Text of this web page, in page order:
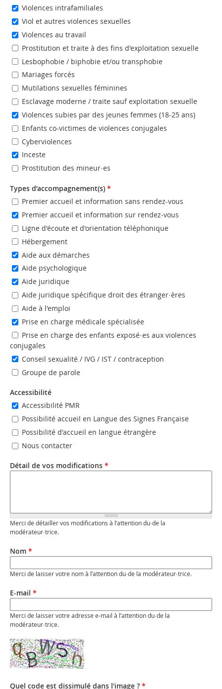
Violences intrafamiliales
Viol et autres violences sexuelles
Violences au travail
Prostitution et traite à des fins d'exploitation sexuelle
Lesbophobie / biphobie et/ou transphobie
Mariages forcés
Mutilations sexuelles féminines
Esclavage moderne / traite sauf exploitation sexuelle
Violences subies par des jeunes femmes (18-25 ans)
Enfants co-victimes de violences conjugales
Cyberviolences
Inceste
Prostitution des mineur·es
Types d’accompagnement(s) *
Premier accueil et information sans rendez-vous
Premier accueil et information sur rendez-vous
Ligne d'écoute et d'orientation téléphonique
Hébergement
Aide aux démarches
Aide psychologique
Aide juridique
Aide juridique spécifique droit des étranger·ères
Aide à l'emploi
Prise en charge médicale spécialisée
Prise en charge des enfants exposé·es aux violences
conjugales
Conseil sexualité / IVG / IST / contraception
Groupe de parole
Accessibilité
Accessibilité PMR
Possibilité accueil en Langue des Signes Française
Possibilité d'accueil en langue étrangère
Nous contacter
Détail de vos modifications *
Merci de détailler vos modifications à l’attention du·de la
modérateur·trice.
Nom *
Merci de laisser votre nom à l’attention du·de la modérateur·trice.
E-mail *
Merci de laisser votre adresse e-mail à l’attention du·de la
modérateur·trice.
Quel code est dissimulé dans l'image ? *